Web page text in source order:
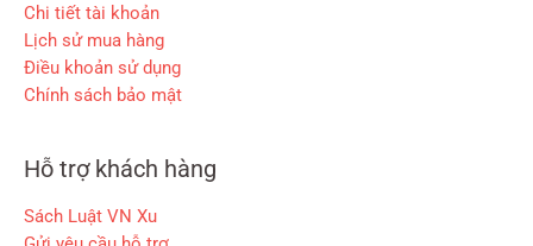
Chi tiết tài khoản
Lịch sử mua hàng
Điều khoản sử dụng
Chính sách bảo mật
Hỗ trợ khách hàng
Sách Luật VN Xu